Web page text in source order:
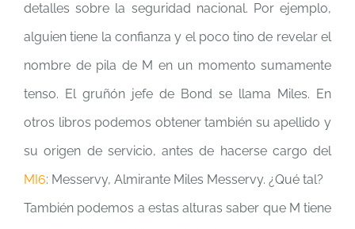
detalles sobre la seguridad nacional. Por ejemplo,
alguien tiene la confianza y el poco tino de revelar el
nombre de pila de M en un momento sumamente
tenso. El gruñón jefe de Bond se llama Miles. En
otros libros podemos obtener también su apellido y
su origen de servicio, antes de hacerse cargo del
MI6: Messervy, Almirante Miles Messervy. ¿Qué tal?
También podemos a estas alturas saber que M tiene